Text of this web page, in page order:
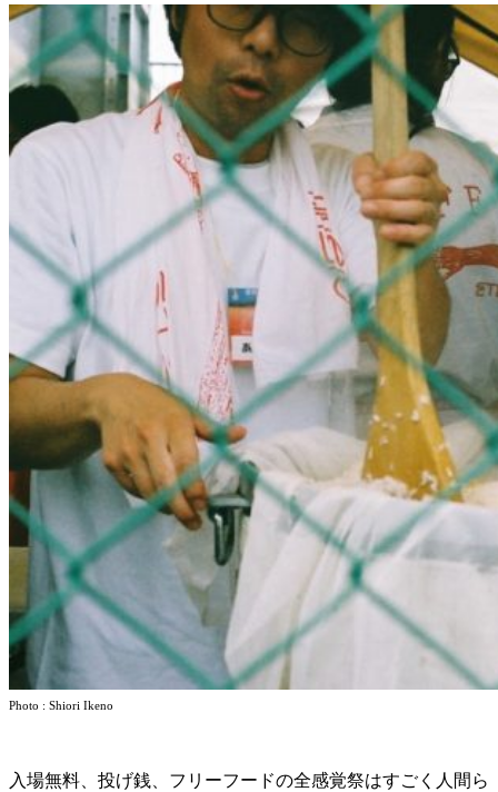
Photo : Shiori Ikeno
入場無料、投げ銭、フリーフードの全感覚祭はすごく人間ら